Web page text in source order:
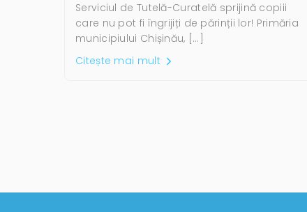
Serviciul de Tutelă-Curatelă sprijină copiii
care nu pot fi îngrijiți de părinții lor! Primăria
municipiului Chișinău, […]
Citește mai mult